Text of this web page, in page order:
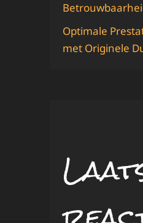
Optimale
met Originele